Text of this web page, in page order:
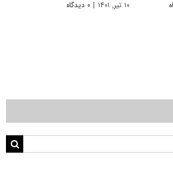
۱۰ تیر, ۱۴۰۱ | ۰ دیدگاه